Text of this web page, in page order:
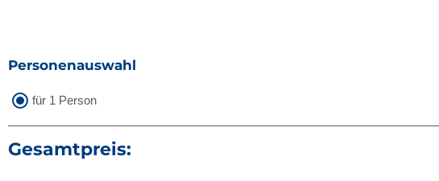
Personenauswahl
für 1 Person
Gesamtpreis: